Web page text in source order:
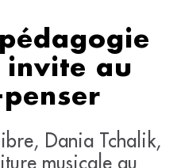
invite au
Dania Tchalik,
musicale au